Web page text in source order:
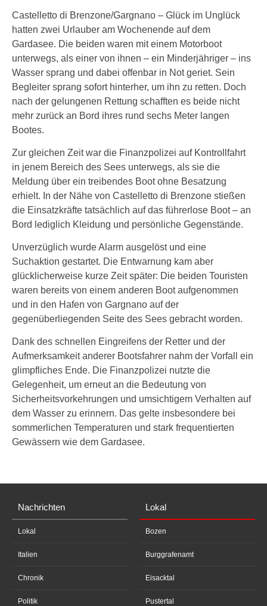
Castelletto di Brenzone/Gargnano – Glück im Unglück
hatten zwei Urlauber am Wochenende auf dem
Gardasee. Die beiden waren mit einem Motorboot
unterwegs, als einer von ihnen – ein Minderjähriger – ins
Wasser sprang und dabei offenbar in Not geriet. Sein
Begleiter sprang sofort hinterher, um ihn zu retten. Doch
nach der gelungenen Rettung schafften es beide nicht
mehr zurück an Bord ihres rund sechs Meter langen
Bootes.
Zur gleichen Zeit war die Finanzpolizei auf Kontrollfahrt
in jenem Bereich des Sees unterwegs, als sie die
Meldung über ein treibendes Boot ohne Besatzung
erhielt. In der Nähe von Castelletto di Brenzone stießen
die Einsatzkräfte tatsächlich auf das führerlose Boot – an
Bord lediglich Kleidung und persönliche Gegenstände.
Unverzüglich wurde Alarm ausgelöst und eine
Suchaktion gestartet. Die Entwarnung kam aber
glücklicherweise kurze Zeit später: Die beiden Touristen
waren bereits von einem anderen Boot aufgenommen
und in den Hafen von Gargnano auf der
gegenüberliegenden Seite des Sees gebracht worden.
Dank des schnellen Eingreifens der Retter und der
Aufmerksamkeit anderer Bootsfahrer nahm der Vorfall ein
glimpfliches Ende. Die Finanzpolizei nutzte die
Gelegenheit, um erneut an die Bedeutung von
Sicherheitsvorkehrungen und umsichtigem Verhalten auf
dem Wasser zu erinnern. Das gelte insbesondere bei
sommerlichen Temperaturen und stark frequentierten
Gewässern wie dem Gardasee.
Nachrichten
Lokal
Italien
Chronik
Politik
Lokal
Bozen
Burggrafenamt
Eisacktal
Pustertal